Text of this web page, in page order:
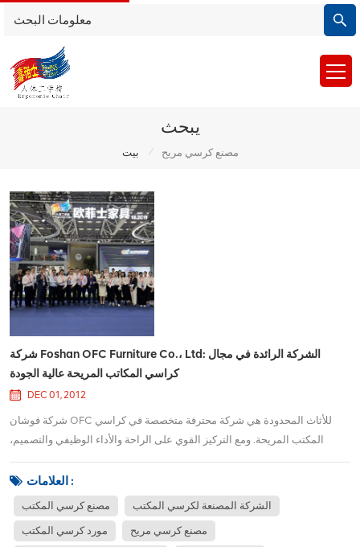
يبحث
بيت / مصنع كرسي مريح
شركة Foshan OFC Furniture Co.، Ltd: الشركة الرائدة في مجال
كراسي المكاتب المريحة عالية الجودة
DEC 01, 2012
شركة فوشان OFC للأثاث المحدودة هي شركة محترفة متخصصة في كراسي
المكتب المريحة. ومع التركيز القوي على الراحة والأداء الوظيفي والتصميم،
شركة OFC Furniture في فوشان بمقاطعة قوانغدونغ بالصين، وتجمع بين
التكنولوجيا المتطورة والتصميم الم...
العلامات :
مصنع كرسي المكتب الشركة المصنعة لكرسي المكتب
مورد كرسي المكتب مصنع كرسي مريح